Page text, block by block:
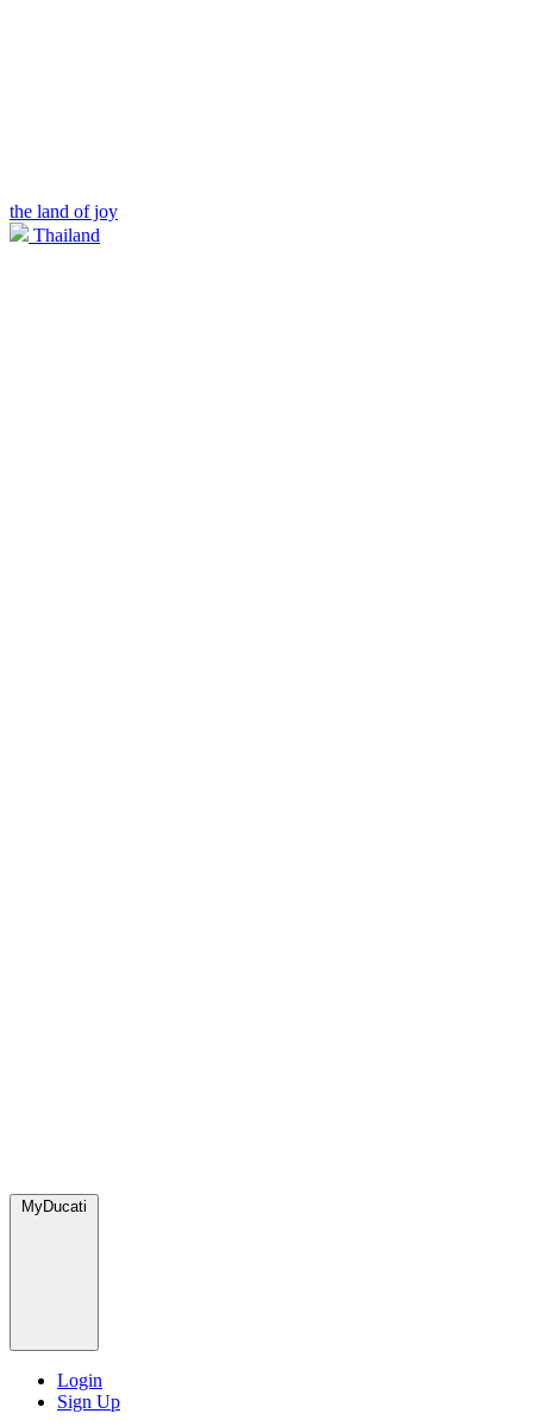
the land of joy
Thailand
MyDucati
Login
Sign Up